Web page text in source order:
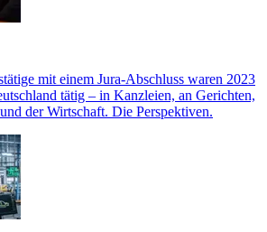
mit einem Jura-Abschluss waren 2023
tätig – in Kanzleien, an Gerichten,
der Wirtschaft. Die Perspektiven.